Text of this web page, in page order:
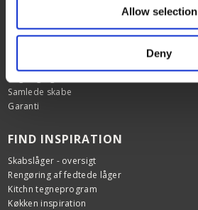
Allow selection
Deny
HJÆLP & SUPPORT
Kundeservice
Samlede skabe
Garanti
FIND INSPIRATION
Skabslåger - oversigt
Rengøring af fedtede låger
Kitchn tegneprogram
Køkken inspiration